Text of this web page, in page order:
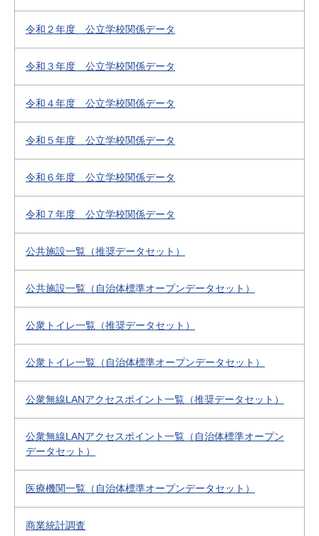
令和２年度 公立学校関係データ
令和３年度 公立学校関係データ
令和４年度 公立学校関係データ
令和５年度 公立学校関係データ
令和６年度 公立学校関係データ
令和７年度 公立学校関係データ
公共施設一覧（推奨データセット）
公共施設一覧（自治体標準オープンデータセット）
公衆トイレ一覧（推奨データセット）
公衆トイレ一覧（自治体標準オープンデータセット）
公衆無線LANアクセスポイント一覧（推奨データセット）
公衆無線LANアクセスポイント一覧（自治体標準オープン
データセット）
医療機関一覧（自治体標準オープンデータセット）
商業統計調査